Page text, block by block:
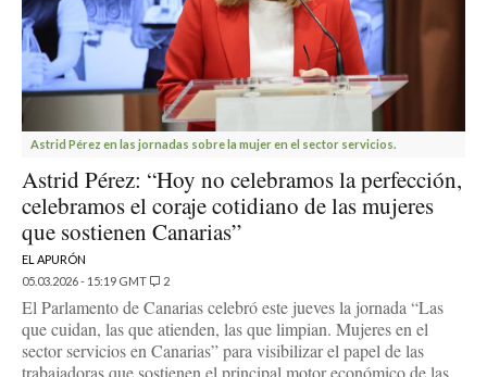
Astrid Pérez en las jornadas sobre la mujer en el sector servicios.
Astrid Pérez: “Hoy no celebramos la perfección,
celebramos el coraje cotidiano de las mujeres
que sostienen Canarias”
EL APURÓN
05.03.2026 - 15:19 GMT
2
El Parlamento de Canarias celebró este jueves la jornada “Las
que cuidan, las que atienden, las que limpian. Mujeres en el
sector servicios en Canarias” para visibilizar el papel de las
trabajadoras que sostienen el principal motor económico de las